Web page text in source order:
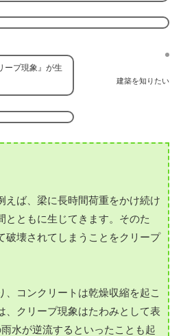
建築を知りたい
ープ現象』が生
えば、梁に長時間荷重をかけ続け
とともに生じてきます。そのた
破壊されてしまうことをクリープ
コンクリートは乾燥収縮を起こ
、クリープ現象はたわみとして表
水が逆流するといったことも起